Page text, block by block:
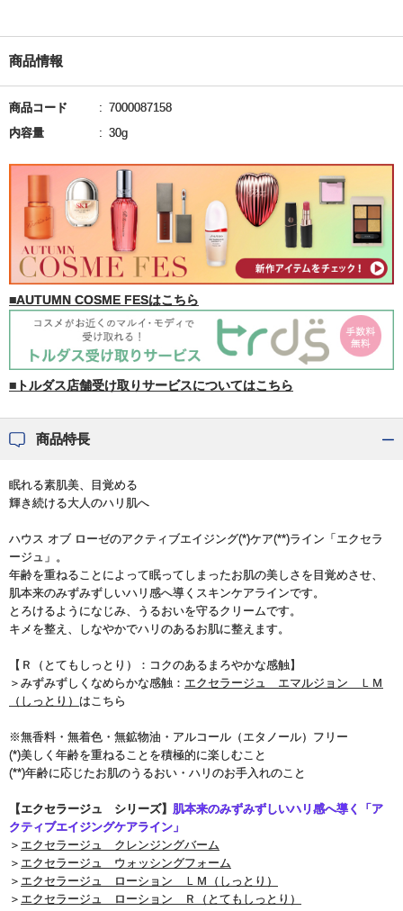
商品情報
商品コード
7000087158
内容量
30g
■AUTUMN COSME FESはこちら
■トルダス店舗受け取りサービスについてはこちら
商品特長
眠れる素肌美、目覚める
輝き続ける大人のハリ肌へ
ハウス オブ ローゼのアクティブエイジング(*)ケア(**)ライン「エクセラ
ージュ」。
年齢を重ねることによって眠ってしまったお肌の美しさを目覚めさせ、
肌本来のみずみずしいハリ感へ導くスキンケアラインです。
とろけるようになじみ、うるおいを守るクリームです。
キメを整え、しなやかでハリのあるお肌に整えます。
【Ｒ（とてもしっとり）：コクのあるまろやかな感触】
＞みずみずしくなめらかな感触： エクセラージュ エマルジョン ＬＭ
（しっとり） はこちら
※無香料・無着色・無鉱物油・アルコール（エタノール）フリー
(*)美しく年齢を重ねることを積極的に楽しむこと
(**)年齢に応じたお肌のうるおい・ハリのお手入れのこと
【エクセラージュ シリーズ】 肌本来のみずみずしいハリ感へ導く「ア
クティブエイジングケアライン」
＞ エクセラージュ クレンジングバーム
＞ エクセラージュ ウォッシングフォーム
＞ エクセラージュ ローション ＬＭ（しっとり）
＞ エクセラージュ ローション Ｒ（とてもしっとり）